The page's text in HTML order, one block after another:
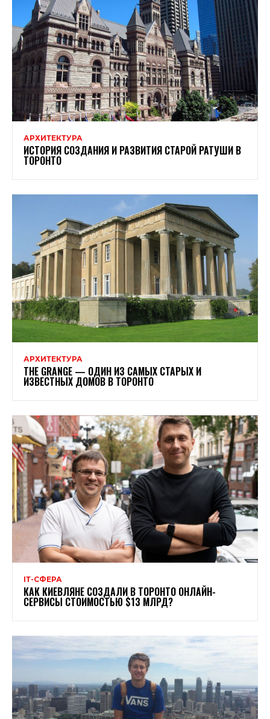
АРХИТЕКТУРА
ИСТОРИЯ СОЗДАНИЯ И РАЗВИТИЯ СТАРОЙ РАТУШИ В
ТОРОНТО
АРХИТЕКТУРА
THE GRANGE — ОДИН ИЗ САМЫХ СТАРЫХ И
ИЗВЕСТНЫХ ДОМОВ В ТОРОНТО
ІТ-СФЕРА
КАК КИЕВЛЯНЕ СОЗДАЛИ В ТОРОНТО ОНЛАЙН-
СЕРВИСЫ СТОИМОСТЬЮ $13 МЛРД?